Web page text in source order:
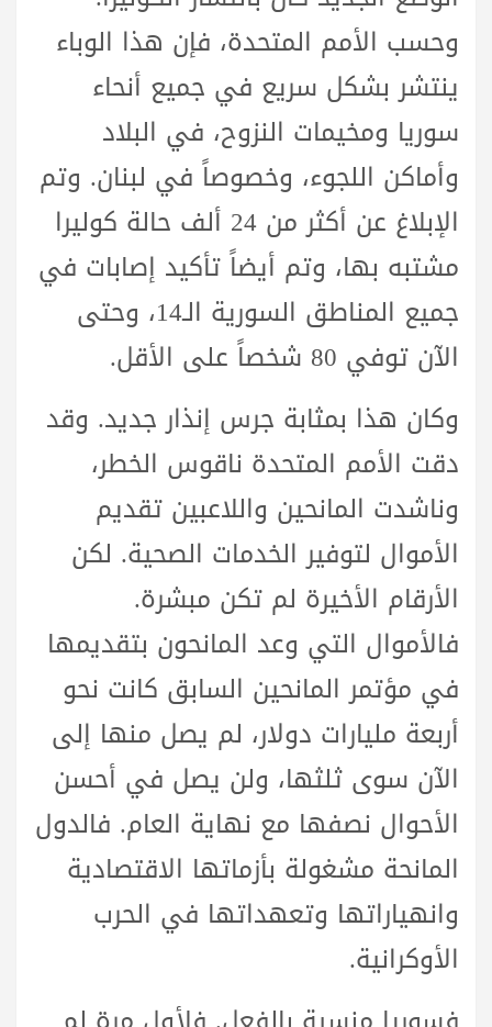
وحسب الأمم المتحدة، فإن هذا الوباء
ينتشر بشكل سريع في جميع أنحاء
سوريا ومخيمات النزوح، في البلاد
وأماكن اللجوء، وخصوصاً في لبنان. وتم
الإبلاغ عن أكثر من 24 ألف حالة كوليرا
مشتبه بها، وتم أيضاً تأكيد إصابات في
جميع المناطق السورية الـ14، وحتى
الآن توفي 80 شخصاً على الأقل.
وكان هذا بمثابة جرس إنذار جديد. وقد
دقت الأمم المتحدة ناقوس الخطر،
وناشدت المانحين واللاعبين تقديم
الأموال لتوفير الخدمات الصحية. لكن
الأرقام الأخيرة لم تكن مبشرة.
فالأموال التي وعد المانحون بتقديمها
في مؤتمر المانحين السابق كانت نحو
أربعة مليارات دولار، لم يصل منها إلى
الآن سوى ثلثها، ولن يصل في أحسن
الأحوال نصفها مع نهاية العام. فالدول
المانحة مشغولة بأزماتها الاقتصادية
وانهياراتها وتعهداتها في الحرب
الأوكرانية.